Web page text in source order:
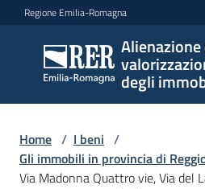
Vai al contenuto
Vai alla navigazione
Vai al footer
Regione Emilia-Romagna
Alienazione
degli
Alienazione e
valorizzazione
degli immobili
Home / I beni /
Gli immobili in provincia di
Via Madonna Quattro vie, Via del